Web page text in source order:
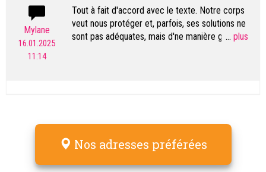
Mylane
16.01.2025
11:14
Tout à fait d'accord avec le texte. Notre corps
veut nous protéger et, parfois, ses solutions ne
sont pas adéquates, mais d'ne manière générale,
ne pouvais plus y aller.
...
Nos adresses préférées